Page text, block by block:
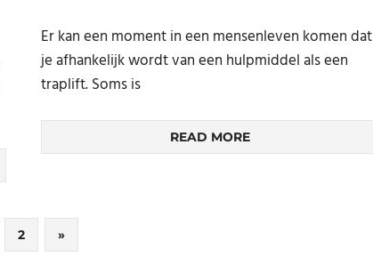
Er kan een moment in een mensenleven komen dat
je afhankelijk wordt van een hulpmiddel als een
traplift. Soms is
READ MORE
2
Next
Posts
»